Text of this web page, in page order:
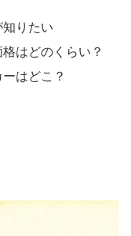
りたい
はどのくらい？
はどこ？